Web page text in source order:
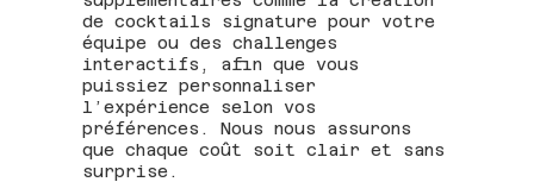
de cocktails signature pour votre
équipe ou des challenges
interactifs, afin que vous
puissiez personnaliser
l’expérience selon vos
préférences. Nous nous assurons
que chaque coût soit clair et sans
surprise.